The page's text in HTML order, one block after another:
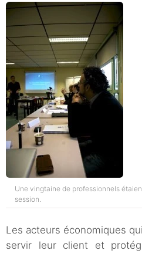
Une vingtaine de professionnels
session.
Les acteurs économiques
servir leur client et